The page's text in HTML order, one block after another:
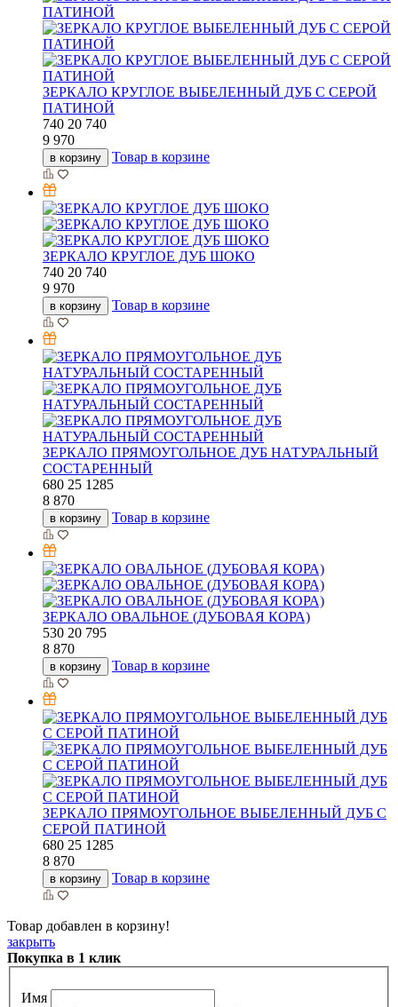
ЗЕРКАЛО КРУГЛОЕ ВЫБЕЛЕННЫЙ ДУБ С СЕРОЙ
ПАТИНОЙ
740 20 740
9 970
в корзину Товар в корзине
ЗЕРКАЛО КРУГЛОЕ ДУБ ШОКО
740 20 740
9 970
в корзину Товар в корзине
ЗЕРКАЛО ПРЯМОУГОЛЬНОЕ ДУБ НАТУРАЛЬНЫЙ
СОСТАРЕННЫЙ
680 25 1285
8 870
в корзину Товар в корзине
ЗЕРКАЛО ОВАЛЬНОЕ (ДУБОВАЯ КОРА)
530 20 795
8 870
в корзину Товар в корзине
ЗЕРКАЛО ПРЯМОУГОЛЬНОЕ ВЫБЕЛЕННЫЙ ДУБ С
СЕРОЙ ПАТИНОЙ
680 25 1285
8 870
в корзину Товар в корзине
Товар добавлен в корзину!
закрыть
Покупка в 1 клик
Имя